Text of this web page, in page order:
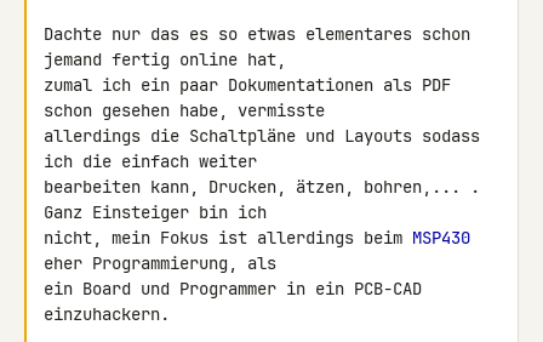
Dachte nur das es so etwas elementares schon
jemand fertig online hat,
zumal ich ein paar Dokumentationen als PDF
schon gesehen habe, vermisste
allerdings die Schaltpläne und Layouts sodass
ich die einfach weiter
bearbeiten kann, Drucken, ätzen, bohren,... .
Ganz Einsteiger bin ich
nicht, mein Fokus ist allerdings beim MSP430
eher Programmierung, als
ein Board und Programmer in ein PCB-CAD
einzuhackern.